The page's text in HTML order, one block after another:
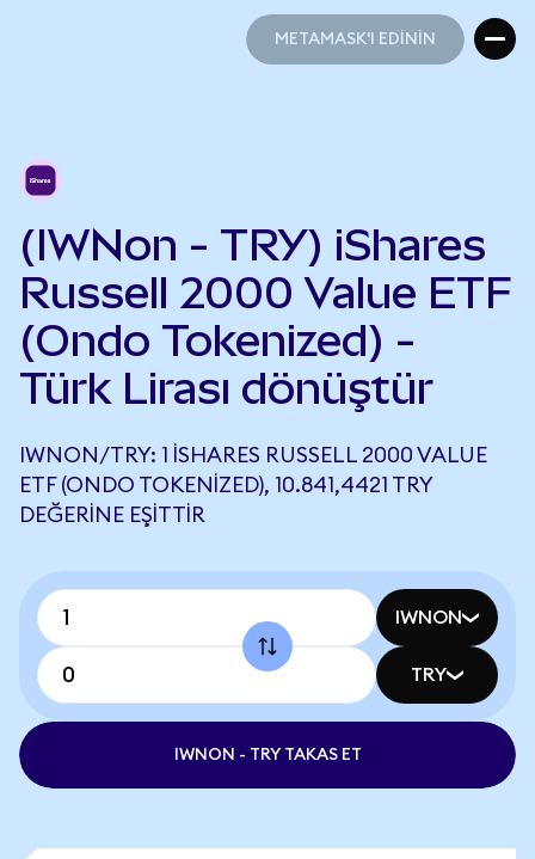
METAMASK'I EDİNİN
(IWNon - TRY) iShares
Russell 2000 Value ETF
(Ondo Tokenized) -
Türk Lirası dönüştür
IWNON/TRY: 1 ISHARES RUSSELL 2000 VALUE
ETF (ONDO TOKENIZED), 10.841,4421 TRY
DEĞERINE EŞITTIR
IWNON
TRY
IWNON - TRY TAKAS ET